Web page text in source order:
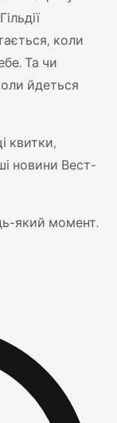
коли
Та чи
йдеться
квитки,
новини Вест-
який момент.